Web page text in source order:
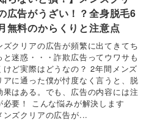
広告がうざい！？全身脱毛6
無料のからくりと注意点
ズクリアの広告が頻繁に出てきてち
と迷惑・・・詐欺広告ってウワサも
けど実際はどうなの？ 2年間メンズ
アに通った僕が忖度なく言うと、脱
果はある。でも、広告の内容には注
必要！ こんな悩みが解決します
ンズクリアの広告が...